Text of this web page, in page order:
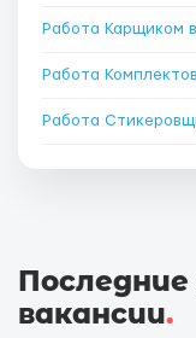
Работа Карщиком
Работа
Работа
вакансии.